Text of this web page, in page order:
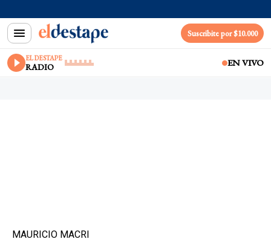
Suscribite por $10.000
EL DESTAPE
RADIO EN VIVO
MAURICIO MACRI